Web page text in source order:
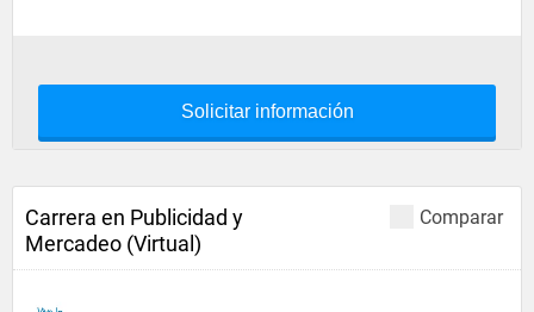
Solicitar información
Comparar
Carrera en Publicidad y
Mercadeo (Virtual)